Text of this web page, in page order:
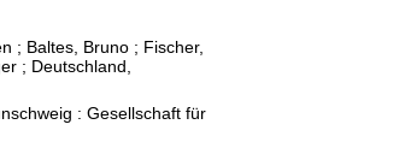
; Baltes, Bruno ; Fischer,
; Deutschland,
: Gesellschaft für